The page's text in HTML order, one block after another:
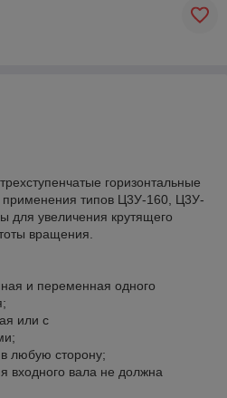
горизонтальные
типов Ц3У-160, Ц3У-
для увеличения крутящего
вращения.
переменная одного
или с
сторону;
вала не должна